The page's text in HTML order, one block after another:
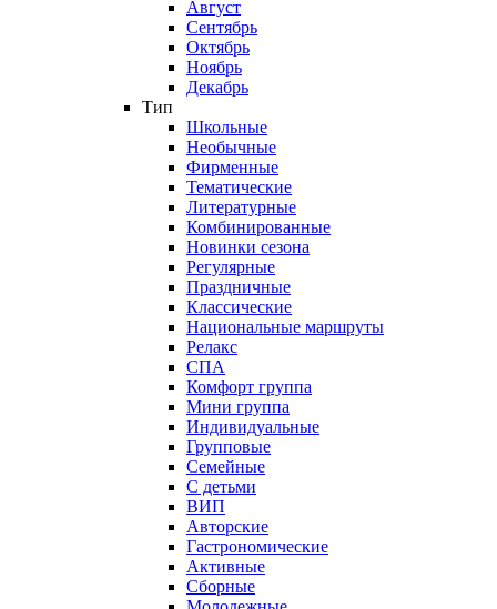
Август
Сентябрь
Октябрь
Ноябрь
Декабрь
Тип
Школьные
Необычные
Фирменные
Тематические
Литературные
Комбинированные
Новинки сезона
Регулярные
Праздничные
Классические
Национальные маршруты
Релакс
СПА
Комфорт группа
Мини группа
Индивидуальные
Групповые
Семейные
С детьми
ВИП
Авторские
Гастрономические
Активные
Сборные